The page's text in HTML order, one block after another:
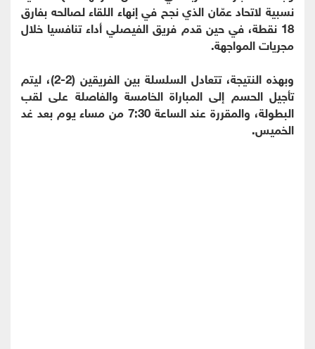
نسبية لاتحاد عمّان الذي نجح في إنهاء اللقاء لصالحه بفارق
18 نقطة، في حين قدم فريق الفيصلي أداء تنافسيا خلال
مجريات المواجهة.
وبهذه النتيجة، تتعادل السلسلة بين الفريقين (2-2)، ليتم
تأجيل الحسم إلى المباراة الخامسة والفاصلة على لقب
البطولة، والمقررة عند الساعة 7:30 من مساء يوم بعد غد
الخميس.